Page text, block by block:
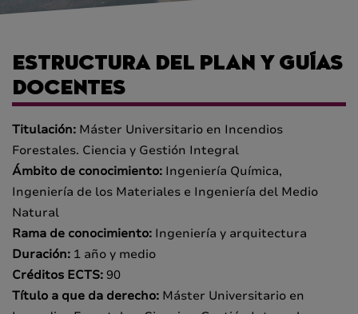
ESTRUCTURA DEL PLAN Y GUÍAS
DOCENTES
Titulación: Máster Universitario en Incendios
Forestales. Ciencia y Gestión Integral
Ámbito de conocimiento: Ingeniería Química,
Ingeniería de los Materiales e Ingeniería del Medio
Natural
Rama de conocimiento: Ingeniería y arquitectura
Duración: 1 año y medio
Créditos ECTS: 90
Título a que da derecho: Máster Universitario en